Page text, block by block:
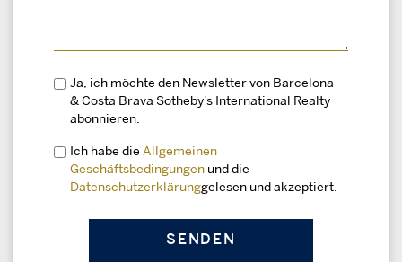
Ja, ich möchte den Newsletter von Barcelona
& Costa Brava Sotheby's International Realty
abonnieren.
Ich habe die Allgemeinen
Geschäftsbedingungen und die
Datenschutzerklärunggelesen und akzeptiert.